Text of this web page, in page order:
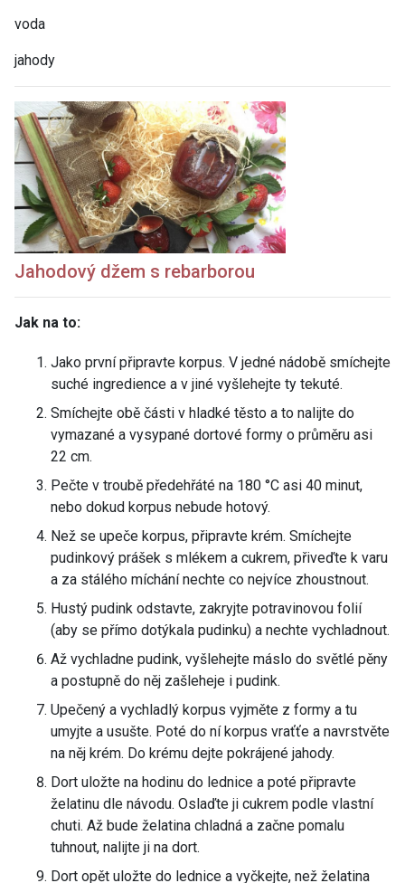
voda
jahody
Jahodový džem s rebarborou
Jak na to:
Jako první připravte korpus. V jedné nádobě smíchejte
suché ingredience a v jiné vyšlehejte ty tekuté.
Smíchejte obě části v hladké těsto a to nalijte do
vymazané a vysypané dortové formy o průměru asi
22 cm.
Pečte v troubě předehřáté na 180 °C asi 40 minut,
nebo dokud korpus nebude hotový.
Než se upeče korpus, připravte krém. Smíchejte
pudinkový prášek s mlékem a cukrem, přiveďte k varu
a za stálého míchání nechte co nejvíce zhoustnout.
Hustý pudink odstavte, zakryjte potravinovou folií
(aby se přímo dotýkala pudinku) a nechte vychladnout.
Až vychladne pudink, vyšlehejte máslo do světlé pěny
a postupně do něj zašleheje i pudink.
Upečený a vychladlý korpus vyjměte z formy a tu
umyjte a usušte. Poté do ní korpus vraťťe a navrstvěte
na něj krém. Do krému dejte pokrájené jahody.
Dort uložte na hodinu do lednice a poté připravte
želatinu dle návodu. Oslaďte ji cukrem podle vlastní
chuti. Až bude želatina chladná a začne pomalu
tuhnout, nalijte ji na dort.
Dort opět uložte do lednice a vyčkejte, než želatina